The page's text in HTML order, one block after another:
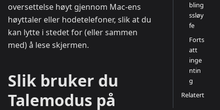
oversettelse høyt gjennom Mac-ens
høyttaler eller hodetelefoner, slik at du
kan lytte i stedet for (eller sammen
med) å lese skjermen.
Slik bruker du
Talemodus på
bling
ssløy
fe
Forts
att
inge
ntin
g
Relatert